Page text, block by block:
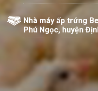
Nhà máy ấp trứng
Phú Ngọc, huyện